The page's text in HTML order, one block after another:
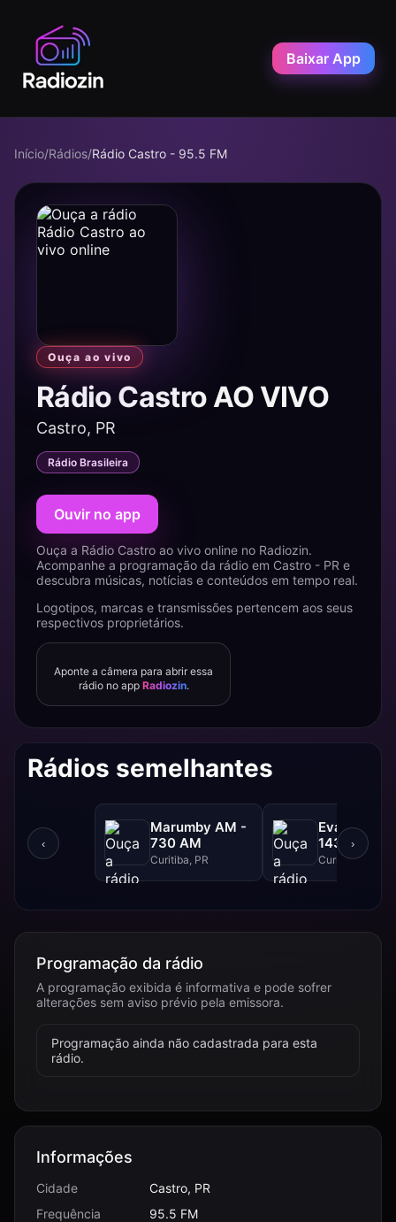
Baixar App
Início/Rádios/Rádio Castro - 95.5 FM
Ouça ao vivo
Rádio Castro AO VIVO
Castro, PR
Rádio Brasileira
Ouvir no app
Ouça a Rádio Castro ao vivo online no Radiozin.
Acompanhe a programação da rádio em Castro - PR e
descubra músicas, notícias e conteúdos em tempo real.
Logotipos, marcas e transmissões pertencem aos seus
respectivos proprietários.
Aponte a câmera para abrir essa
rádio no app Radiozin.
Rádios semelhantes
‹
Marumby AM -
730 AM
Curitiba, PR
Evangelizar
1430 AM -
1430 AM
Curitiba, PR
›
Programação da rádio
A programação exibida é informativa e pode sofrer
alterações sem aviso prévio pela emissora.
Programação ainda não cadastrada para esta
rádio.
Informações
Cidade
Castro, PR
Frequência
95.5 FM